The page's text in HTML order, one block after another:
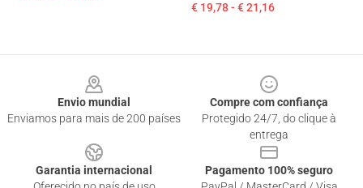
€ 19,78 - € 21,16
Envio mundial
Enviamos para mais de 200 países
Compre com confiança
Protegido 24/7, do clique à
entrega
Garantia internacional
Pagamento 100% seguro